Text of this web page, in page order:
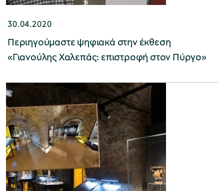
30.04.2020
Περιηγούμαστε ψηφιακά στην έκθεση
«Γιανούλης Χαλεπάς: επιστροφή στον Πύργο»